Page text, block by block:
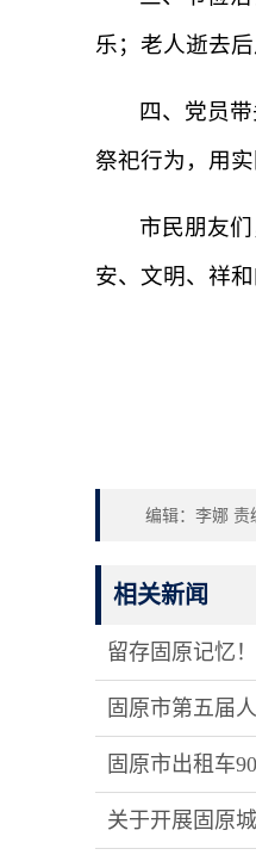
乐；老人逝去
四、党员
祭祀行为，用
市民朋友
安、文明、祥和
编辑：李娜 责
相关新闻
留存固原记忆
固原市第五届
固原市出租车
关于开展固原